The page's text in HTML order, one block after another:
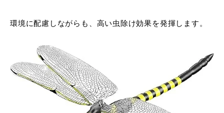
環境に配慮しながらも、高い虫除け効果を発揮します。